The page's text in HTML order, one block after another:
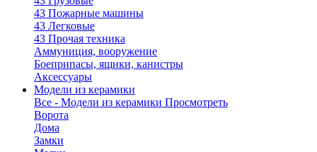
43 Пожарные машины
43 Легковые
43 Прочая техника
Аммуниция, вооружение
Боеприпасы, ящики, канистры
Аксессуары
Модели из керамики
Все - Модели из керамики Просмотреть
Ворота
Дома
Замки